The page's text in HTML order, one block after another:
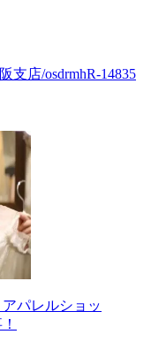
支店/osdrmhR-14835
パレルショッ